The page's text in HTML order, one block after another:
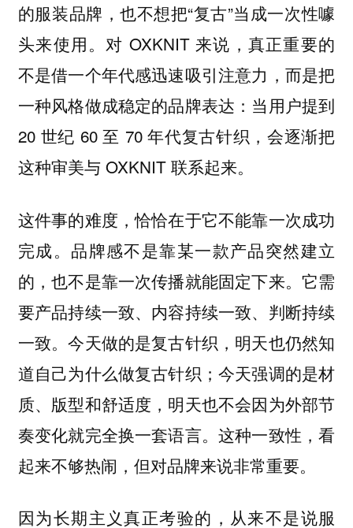
的服装品牌，也不想把“复古”当成一次性噱
头来使用。对 OXKNIT 来说，真正重要的
不是借一个年代感迅速吸引注意力，而是把
一种风格做成稳定的品牌表达：当用户提到
20 世纪 60 至 70 年代复古针织，会逐渐把
这种审美与 OXKNIT 联系起来。
这件事的难度，恰恰在于它不能靠一次成功
完成。品牌感不是靠某一款产品突然建立
的，也不是靠一次传播就能固定下来。它需
要产品持续一致、内容持续一致、判断持续
一致。今天做的是复古针织，明天也仍然知
道自己为什么做复古针织；今天强调的是材
质、版型和舒适度，明天也不会因为外部节
奏变化就完全换一套语言。这种一致性，看
起来不够热闹，但对品牌来说非常重要。
因为长期主义真正考验的，从来不是说服